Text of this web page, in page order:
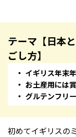
テーマ【日本
ごし方】
イギリス年末
お土産用には
グルテンフリ
初めてイギリスの